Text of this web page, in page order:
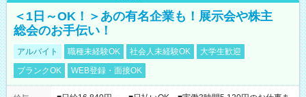
＜1日～OK！＞あの有名企業も！展示会や株主
総会のお手伝い！
アルバイト 職種未経験OK 社会人未経験OK
大学生歓迎
ブランクOK
WEB登録・面接OK